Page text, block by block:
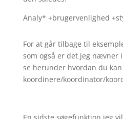
Analy* +brugervenlighed
For at går tilbage til
som også er det jeg nævner
se herunder hvordan du
koordinere/koordinator/